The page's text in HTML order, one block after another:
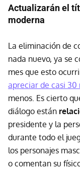
Actualizarán el
moderna
La eliminación de
nada nuevo, ya se
mes que esto
apreciar de casi 30
menos. Es cierto
diálogo están
presidente y la
durante todo el
los personajes
o comentan su